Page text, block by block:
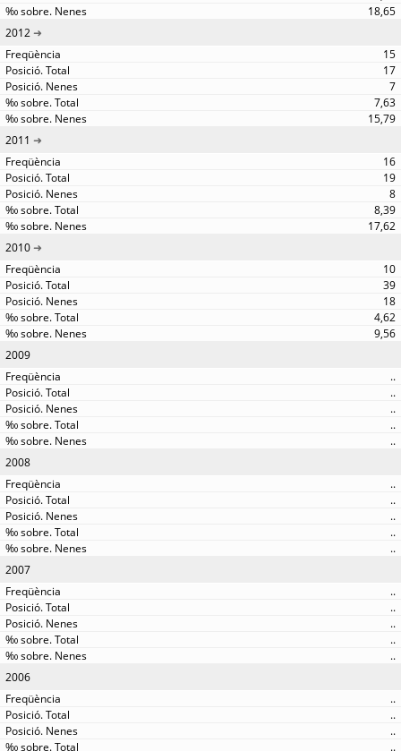
18,65
2012
15
17
7
7,63
15,79
2011
16
19
8
8,39
17,62
2010
10
39
18
4,62
9,56
2009
..
..
..
..
..
2008
..
..
..
..
..
2007
..
..
..
..
..
2006
..
..
..
..